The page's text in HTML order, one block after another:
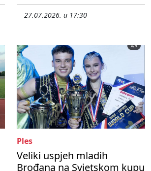
27.07.2026. u 17:30
Ples
Veliki uspjeh mladih
Brođana na Svjetskom kupu